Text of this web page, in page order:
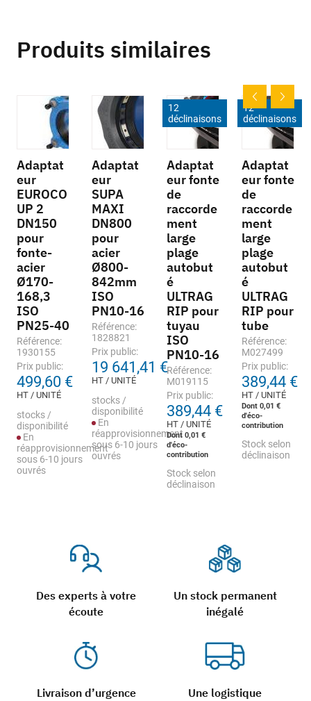
Des experts à votre
écoute
Un stock permanent
inégalé
Livraison d’urgence
Une logistique
Produits similaires
Adaptat
eur
EUROCO
UP 2
DN150
pour
fonte-
acier
Ø170-
168,3
ISO
PN25-40
Référence:
1930155
Prix public:
499,60 €
HT / UNITÉ
stocks /
disponibilité
En
réapprovisionnement
sous 6-10 jours
ouvrés
Adaptat
eur
SUPA
MAXI
DN800
pour
acier
Ø800-
842mm
ISO
PN10-16
Référence:
1828821
Prix public:
19 641,41 €
HT / UNITÉ
stocks /
disponibilité
En
réapprovisionnement
sous 6-10 jours
ouvrés
12
déclinaisons
Adaptat
eur fonte
de
raccorde
ment
large
plage
autobut
é
ULTRAG
RIP pour
tuyau
ISO
PN10-16
Référence:
M019115
Prix public:
389,44 €
HT / UNITÉ
Dont 0,01 €
d'éco-
contribution
Stock selon
déclinaison
12
déclinaisons
Adaptat
eur fonte
de
raccorde
ment
large
plage
autobut
é
ULTRAG
RIP pour
tube
Référence:
M027499
Prix public:
389,44 €
HT / UNITÉ
Dont 0,01 €
d'éco-
contribution
Stock selon
déclinaison